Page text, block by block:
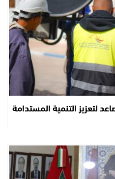
لتعزيز التنمية المستدامة